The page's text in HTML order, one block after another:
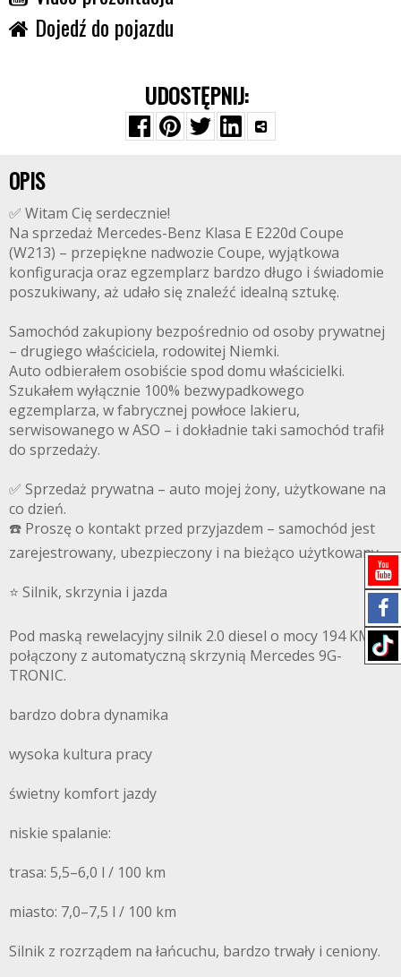
Dojedź do pojazdu
UDOSTĘPNIJ:
OPIS
✅ Witam Cię serdecznie!
Na sprzedaż Mercedes-Benz Klasa E E220d Coupe
(W213) – przepiękne nadwozie Coupe, wyjątkowa
konfiguracja oraz egzemplarz bardzo długo i świadomie
poszukiwany, aż udało się znaleźć idealną sztukę.
Samochód zakupiony bezpośrednio od osoby prywatnej
– drugiego właściciela, rodowitej Niemki.
Auto odbierałem osobiście spod domu właścicielki.
Szukałem wyłącznie 100% bezwypadkowego
egzemplarza, w fabrycznej powłoce lakieru,
serwisowanego w ASO – i dokładnie taki samochód trafił
do sprzedaży.
✅ Sprzedaż prywatna – auto mojej żony, użytkowane na
co dzień.
☎️ Proszę o kontakt przed przyjazdem – samochód jest
zarejestrowany, ubezpieczony i na bieżąco użytkowany.
⭐️ Silnik, skrzynia i jazda
Pod maską rewelacyjny silnik 2.0 diesel o mocy 194 KM,
połączony z automatyczną skrzynią Mercedes 9G-
TRONIC.
bardzo dobra dynamika
wysoka kultura pracy
świetny komfort jazdy
niskie spalanie:
trasa: 5,5–6,0 l / 100 km
miasto: 7,0–7,5 l / 100 km
Silnik z rozrządem na łańcuchu, bardzo trwały i ceniony.